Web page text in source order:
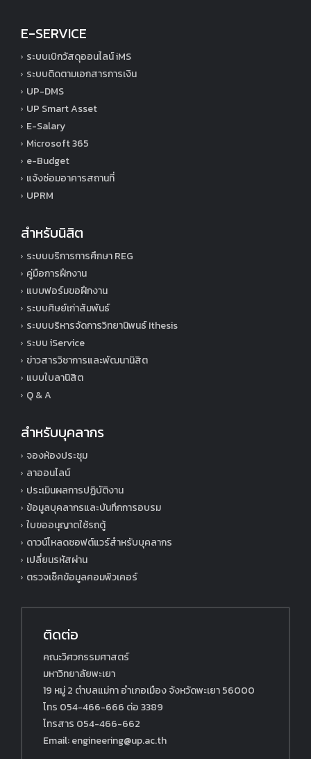
E-SERVICE
ระบบเบิกวัสดุออนไลน์ iMS
ระบบติดตามเอกสารการเงิน
UP-DMS
UP Smart Asset
E-Salary
Microsoft 365
e-Budget
แจ้งซ่อมอาคารสถานที่
UPRM
สำหรับนิสิต
ระบบบริการการศึกษา REG
คู่มือการฝึกงาน
แบบฟอร์มขอฝึกงาน
ระบบศิษย์เก่าสัมพันธ์
ระบบบริหารจัดการวิทยานิพนธ์ Ithesis
ระบบ iService
ข่าวสารวิชาการและพัฒนานิสิต
แบบใบลานิสิต
Q & A
สำหรับบุคลากร
จองห้องประชุม
ลาออนไลน์
ประเมินผลการปฏิบัติงาน
ข้อมูลบุคลากรและบันทึกการอบรม
ใบขออนุญาตใช้รถตู้
ดาวน์โหลดซอฟต์แวร์สำหรับบุคลากร
เปลี่ยนรหัสผ่าน
ตรวจเช็คข้อมูลคอมพิวเคอร์
ติดต่อ
คณะวิศวกรรมศาสตร์
มหาวิทยาลัยพะเยา
19 หมู่ 2 ตำบลแม่กา อำเภอเมือง จังหวัดพะเยา 56000
โทร 054-466-666 ต่อ 3389
โทรสาร 054-466-662
Email: engineering@up.ac.th